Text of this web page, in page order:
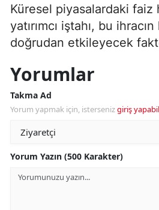
Küresel piyasalardaki
yatırımcı iştahı, bu ihracın
doğrudan etkileyecek
Yorumlar
Takma Ad
Yorum yapmak için, istersenizgiriş
Yorum Yazın (500 Karakter)